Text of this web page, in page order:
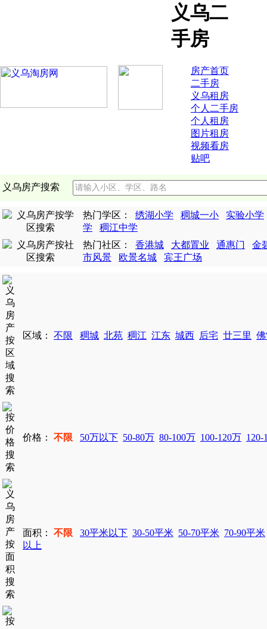
义乌二
手房
房产首页
二手房
义乌租房
个人二手房
个人租房
图片租房
视频看房
贴吧
义乌房产搜索
热门学区： 绣湖小学 稠城一小
实验小学
学
稠江中学
热门社区： 香港城 大都置业 通惠门
金
市风景
欧景名城 宾王广场
区域： 不限 稠城 北苑 稠江 江东 城西 后宅 廿三里
价格： 不限 50万以下 50-80万 80-100万 100-120万 120-
面积： 不限 30平米以下 30-50平米 50-70平米 70-90平米
以上